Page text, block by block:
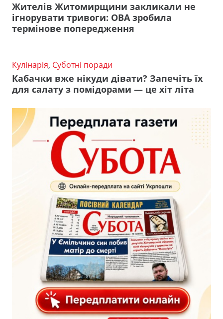
Жителів Житомирщини закликали не
ігнорувати тривоги: ОВА зробила
термінове попередження
Кулінарія, Суботні поради
Кабачки вже нікуди дівати? Запечіть їх
для салату з помідорами — це хіт літа